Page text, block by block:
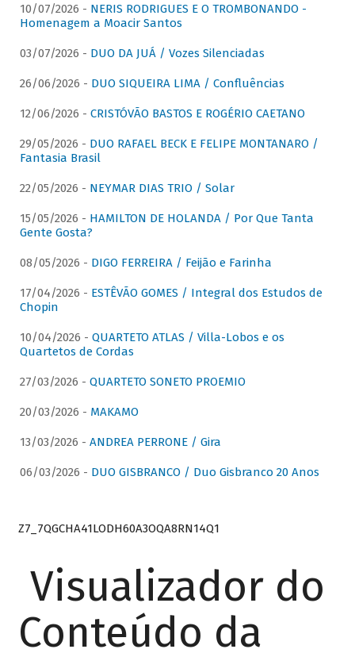
10/07/2026 - NERIS RODRIGUES E O TROMBONANDO -
Homenagem a Moacir Santos
03/07/2026 - DUO DA JUÁ / Vozes Silenciadas
26/06/2026 - DUO SIQUEIRA LIMA / Confluências
12/06/2026 - CRISTÓVÃO BASTOS E ROGÉRIO CAETANO
29/05/2026 - DUO RAFAEL BECK E FELIPE MONTANARO /
Fantasia Brasil
22/05/2026 - NEYMAR DIAS TRIO / Solar
15/05/2026 - HAMILTON DE HOLANDA / Por Que Tanta
Gente Gosta?
08/05/2026 - DIGO FERREIRA / Feijão e Farinha
17/04/2026 - ESTÊVÃO GOMES / Integral dos Estudos de
Chopin
10/04/2026 - QUARTETO ATLAS / Villa-Lobos e os
Quartetos de Cordas
27/03/2026 - QUARTETO SONETO PROEMIO
20/03/2026 - MAKAMO
13/03/2026 - ANDREA PERRONE / Gira
06/03/2026 - DUO GISBRANCO / Duo Gisbranco 20 Anos
Z7_7QGCHA41LODH60A3OQA8RN14Q1
Visualizador do
Conteúdo da